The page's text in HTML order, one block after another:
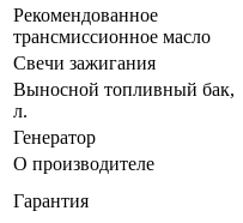
Рекомендованное
трансмиссионное масло
Свечи зажигания
Выносной топливный бак,
л.
Генератор
О производителе
Гарантия